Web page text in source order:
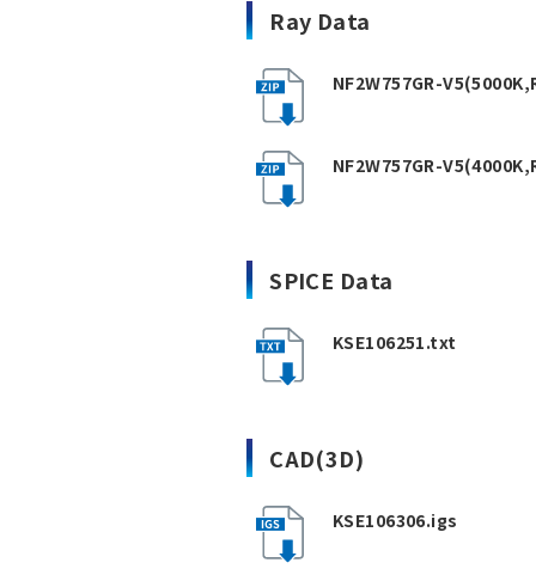
Ray Data
NF2W757GR-
NF2W757GR-
SPICE Data
KSE106251.txt
CAD(3D)
KSE106306.igs